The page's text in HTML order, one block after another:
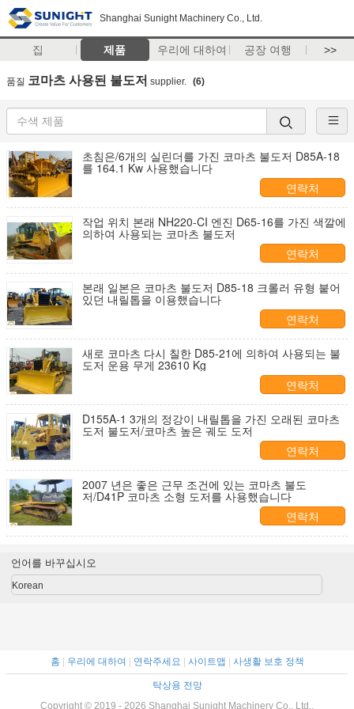
Shanghai Sunight Machinery Co., Ltd.
집 제품 우리에 대하여 공장 여행 >>
품질 코마츠 사용된 불도저 supplier. (6)
초침은/6개의 실린더를 가진 코마츠 불도저 D85A-18
를 164.1 Kw 사용했습니다
연락처
작업 위치 본래 NH220-CI 엔진 D65-16를 가진 색깔에
의하여 사용되는 코마츠 불도저
연락처
본래 일본은 코마츠 불도저 D85-18 크롤러 유형 붙어
있던 내릴톱을 이용했습니다
연락처
새로 코마츠 다시 칠한 D85-21에 의하여 사용되는 불
도저 운용 무게 23610 Kg
연락처
D155A-1 3개의 정강이 내릴톱을 가진 오래된 코마츠
도저 불도저/코마츠 높은 궤도 도저
연락처
2007 년은 좋은 근무 조건에 있는 코마츠 불도
저/D41P 코마츠 소형 도저를 사용했습니다
연락처
언어를 바꾸십시오
Korean
홈 우리에 대하여 연락주세요 사이트맵 사생활 보호 정책
탁상용 전망
Copyright © 2019 - 2026 Shanghai Sunight Machinery Co., Ltd..